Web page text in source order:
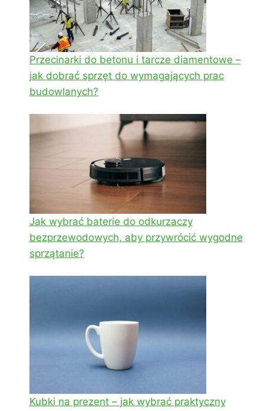
Przecinarki do betonu i tarcze diamentowe –
jak dobrać sprzęt do wymagających prac
budowlanych?
Jak wybrać baterie do odkurzaczy
bezprzewodowych, aby przywrócić wygodne
sprzątanie?
Kubki na prezent – jak wybrać praktyczny